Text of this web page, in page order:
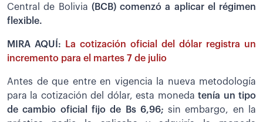
Central de Bolivia (BCB) comenzó a aplicar el régimen
flexible.
MIRA AQUÍ:
La cotización oficial del dólar registra un
incremento para el martes 7 de julio
Antes de que entre en vigencia la nueva metodología
para la cotización del dólar, esta monedatenía un tipo
de cambio oficial fijo de Bs 6,96; sin embargo, en la